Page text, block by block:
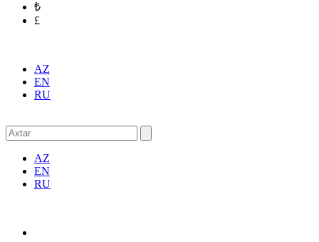
₺
£
AZ
EN
RU
AZ
EN
RU